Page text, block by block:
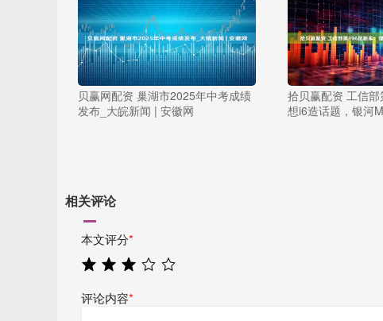
贝赢网配资 巢湖市2025年中考成绩
发布_大皖新闻 | 安徽网
拾贝赢配资 工信
想i6造话题，银河
相关评论
本文评分*
评论内容*